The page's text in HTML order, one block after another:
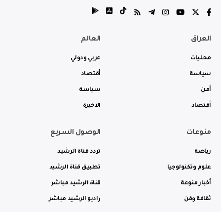
العراق
محليات
سياسة
أمن
أقتصاد
العالم
عربي ودولي
أقتصاد
سياسة
الاخيرة
منوعات
رياضة
علوم وتكنولوجيا
أخبار منوعة
ثقافة وفن
الوصول السريع
تردد قناة الرشيد
تطبيق قناة الرشيد
قناة الرشيد مباشر
راديو الرشيد مباشر